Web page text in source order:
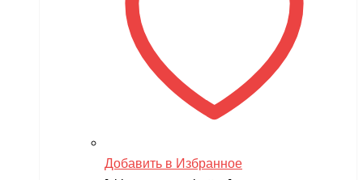
Добавить в Избранное